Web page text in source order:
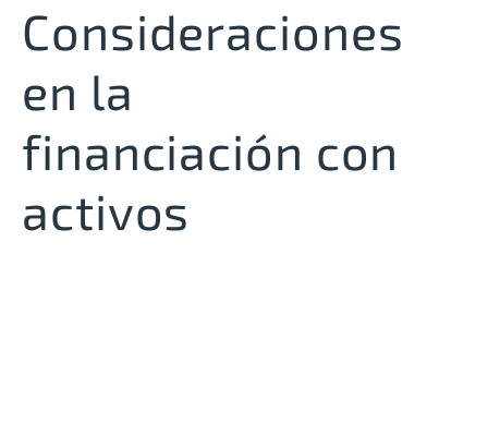
Consideraciones
en la
financiación con
activos